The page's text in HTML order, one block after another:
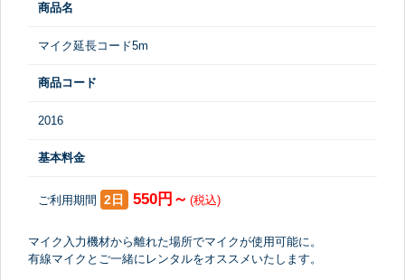
商品名
マイク延長コード5m
商品コード
2016
基本料金
ご利用期間 2日 550円～ (税込)
マイク入力機材から離れた場所でマイクが使用可能に。
有線マイクとご一緒にレンタルをオススメいたします。